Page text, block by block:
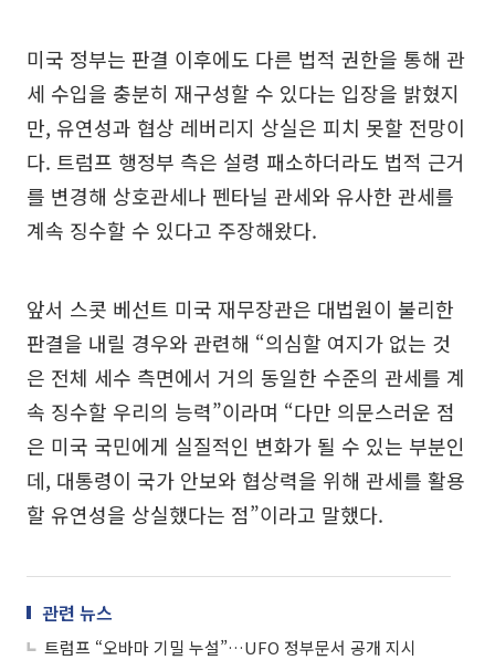
미국 정부는 판결 이후에도 다른 법적 권한을 통해 관
세 수입을 충분히 재구성할 수 있다는 입장을 밝혔지
만, 유연성과 협상 레버리지 상실은 피치 못할 전망이
다. 트럼프 행정부 측은 설령 패소하더라도 법적 근거
를 변경해 상호관세나 펜타닐 관세와 유사한 관세를
계속 징수할 수 있다고 주장해왔다.
앞서 스콧 베선트 미국 재무장관은 대법원이 불리한
판결을 내릴 경우와 관련해 “의심할 여지가 없는 것
은 전체 세수 측면에서 거의 동일한 수준의 관세를 계
속 징수할 우리의 능력”이라며 “다만 의문스러운 점
은 미국 국민에게 실질적인 변화가 될 수 있는 부분인
데, 대통령이 국가 안보와 협상력을 위해 관세를 활용
할 유연성을 상실했다는 점”이라고 말했다.
관련 뉴스
트럼프 “오바마 기밀 누설”…UFO 정부문서 공개 지시